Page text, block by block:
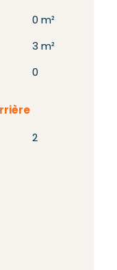
0 m²
3 m²
0
2